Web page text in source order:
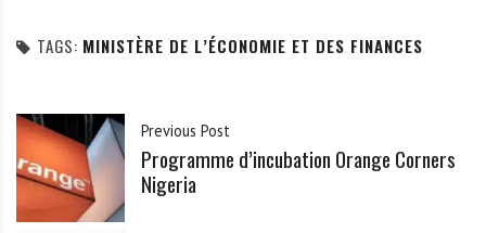
TAGS: MINISTÈRE DE L’ÉCONOMIE ET DES FINANCES
Previous Post
Programme d’incubation Orange Corners
Nigeria